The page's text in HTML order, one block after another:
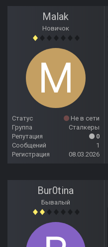
Malak
Новичок
Статус
Не в сети
Группа
Сталкеры
Репутация
0
Сообщений
1
Регистрация
08.03.2026
Bur0tina
Бывалый